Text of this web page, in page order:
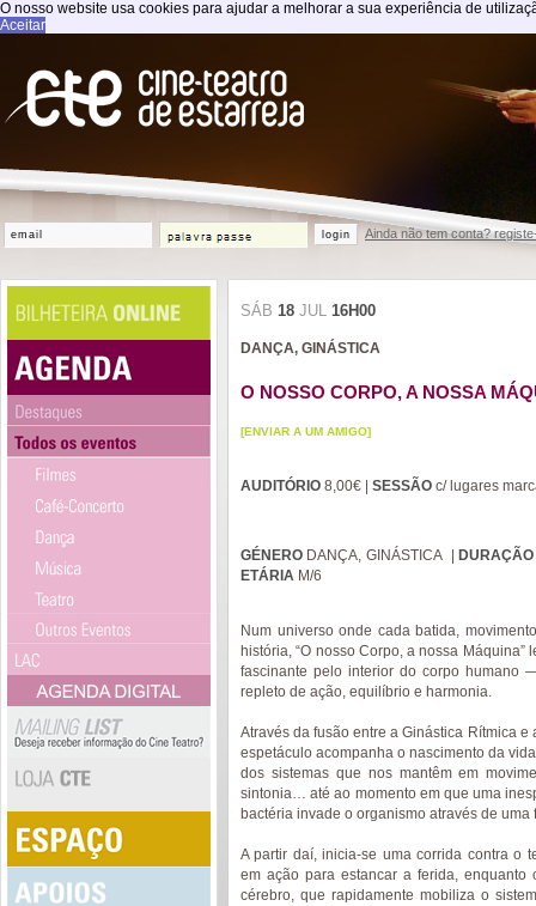
O nosso website usa cookies para ajudar a melhorar a sua experiência de
Aceitar
login Ainda não tem conta?
SÁB 18 JUL 16H00
DANÇA, GINÁSTICA
O NOSSO CORPO, A NOSSA
[ENVIAR A UM AMIGO]
AUDITÓRIO 8,00€ | SESSÃO c/ lugares
GÉNERO DANÇA, GINÁSTICA
ETÁRIA M/6
Num universo onde cada batida,
história, “O nosso Corpo, a nossa
fascinante pelo interior do corpo humano
repleto de ação, equilíbrio e harmonia.
Através da fusão entre a Ginástica Rítmica
espetáculo acompanha o nascimento da
dos sistemas que nos mantêm em
sintonia… até ao momento em que uma
bactéria invade o organismo através de uma
A partir daí, inicia-se uma corrida contra o
em ação para estancar a ferida, enquanto
cérebro, que rapidamente mobiliza o